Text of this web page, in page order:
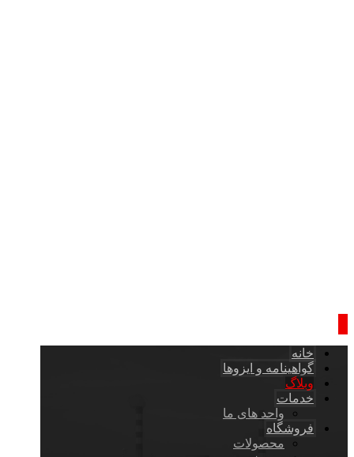
خانه
گواهینامه و ایزوها
وبلاگ
خدمات
واحد های ما
فروشگاه
محصولات